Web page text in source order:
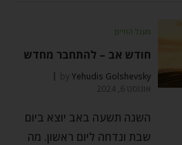
מעגל החיים
חודש אב – להתחבר מחדש
byYehudis Golshevsky
אוגוסט 6, 2024
השנה תשעה באב יוצא ביום
שבת ונדחה ליום ראשון. מה